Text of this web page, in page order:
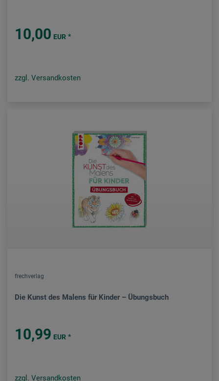
10,00 EUR *
zzgl. Versandkosten
frechverlag
Die Kunst des Malens für Kinder – Übungsbuch
10,99 EUR *
zzgl. Versandkosten